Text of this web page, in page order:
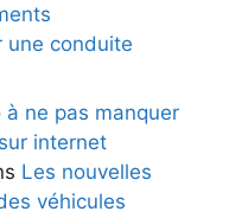
une conduite
ne pas manquer
internet
Les nouvelles
véhicules